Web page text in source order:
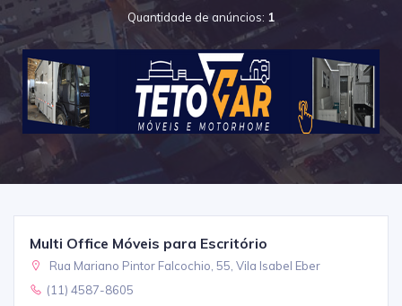
Quantidade de anúncios: 1
Multi Office Móveis para Escritório
Rua Mariano Pintor Falcochio, 55, Vila Isabel Eber
(11) 4587-8605